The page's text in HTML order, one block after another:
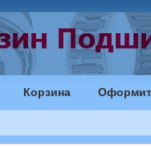
Корзина